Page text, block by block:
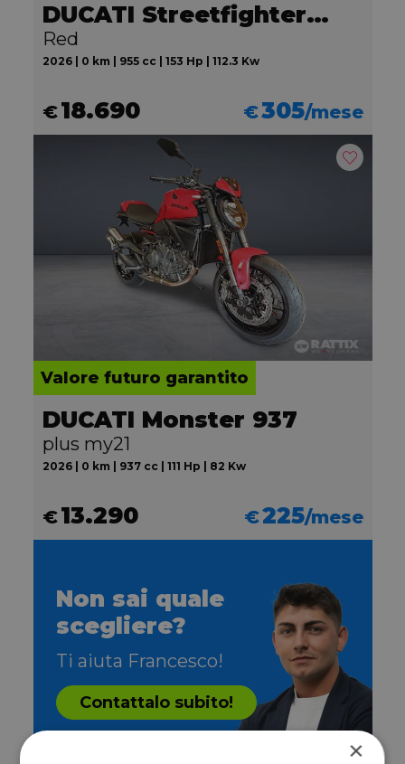
DUCATI Streetfighter V2
Red
2026 | 0 km | 955 cc | 153 Hp | 112.3 Kw
€18.690 €305/mese
Valore futuro garantito
DUCATI Monster 937
plus my21
2026 | 0 km | 937 cc | 111 Hp | 82 Kw
€13.290 €225/mese
Non sai quale
scegliere?
Ti aiuta Francesco!
Contattalo subito!
×